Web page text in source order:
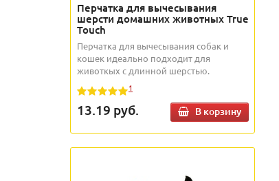
Перчатка для вычесывания
шерсти домашних животных True
Touch
Перчатка для вычесывания собак и
кошек идеально подходит для
животкых с длинной шерстью.
1
13.19 руб. В корзину